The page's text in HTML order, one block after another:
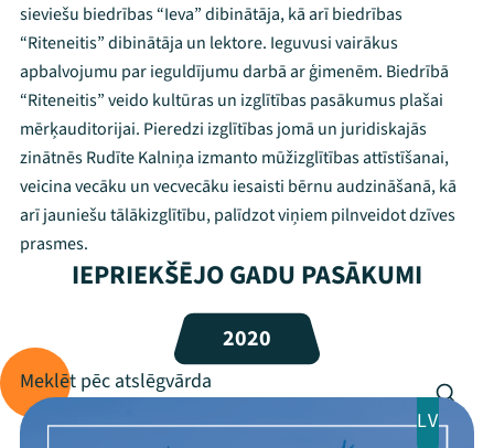
Mana programma
Festivāls
Programma
Arhīvs
Viņi bija LAMPĀ 2026
sieviešu biedrības “Ieva” dibinātāja, kā arī biedrības
“Riteneitis” dibinātāja un lektore. Ieguvusi vairākus
apbalvojumu par ieguldījumu darbā ar ģimenēm. Biedrībā
“Riteneitis” veido kultūras un izglītības pasākumus plašai
mērķauditorijai. Pieredzi izglītības jomā un juridiskajās
zinātnēs Rudīte Kalniņa izmanto mūžizglītības attīstīšanai,
veicina vecāku un vecvecāku iesaisti bērnu audzināšanā, kā
arī jauniešu tālākizglītību, palīdzot viņiem pilnveidot dzīves
prasmes.
IEPRIEKŠĒJO GADU PASĀKUMI
2020
LV